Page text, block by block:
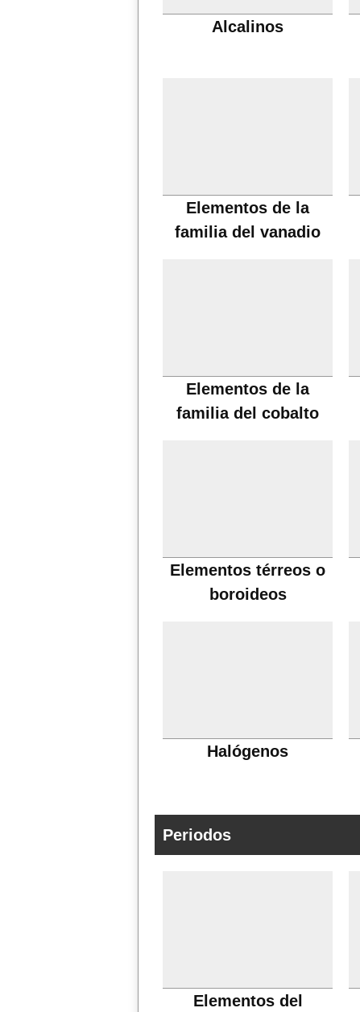
Alcalinos
Elementos de la
familia del vanadio
Elementos de la
familia del cobalto
Elementos térreos o
boroideos
Halógenos
Periodos
Elementos del